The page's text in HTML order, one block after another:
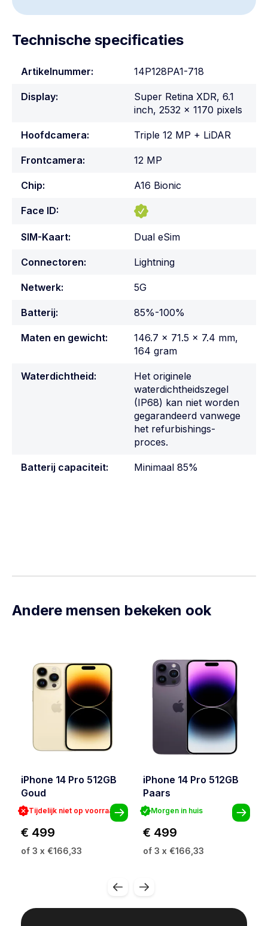
Technische specificaties
Artikelnummer: 14P128PA1-718
Display:
Super Retina XDR, 6.1
inch, 2532 x 1170 pixels
Hoofdcamera: Triple 12 MP + LiDAR
Frontcamera: 12 MP
Chip: A16 Bionic
Face ID:
SIM-Kaart: Dual eSim
Connectoren: Lightning
Netwerk: 5G
Batterij: 85%-100%
Maten en gewicht:
146.7 x 71.5 x 7.4 mm,
164 gram
Waterdichtheid:
Het originele
waterdichtheidszegel
(IP68) kan niet worden
gegarandeerd vanwege
het refurbishings-
proces.
Batterij capaciteit: Minimaal 85%
Andere mensen bekeken ook
iPhone 14 Pro 512GB
Goud
Tijdelijk niet op voorraad
€ 499
of 3 x €166,33
iPhone 14 Pro 512GB
Paars
Morgen in huis
€ 499
of 3 x €166,33